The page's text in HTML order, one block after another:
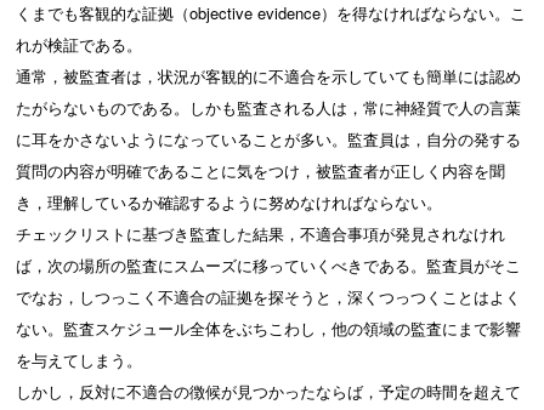
くまでも客観的な証拠（objective evidence）を得なければならない。こ
れが検証である。
通常，被監査者は，状況が客観的に不適合を示していても簡単には認め
たがらないものである。しかも監査される人は，常に神経質で人の言葉
に耳をかさないようになっていることが多い。監査員は，自分の発する
質問の内容が明確であることに気をつけ，被監査者が正しく内容を聞
き，理解しているか確認するように努めなければならない。
チェックリストに基づき監査した結果，不適合事項が発見されなけれ
ば，次の場所の監査にスムーズに移っていくべきである。監査員がそこ
でなお，しつっこく不適合の証拠を探そうと，深くつっつくことはよく
ない。監査スケジュール全体をぶちこわし，他の領域の監査にまで影響
を与えてしまう。
しかし，反対に不適合の徴候が見つかったならば，予定の時間を超えて